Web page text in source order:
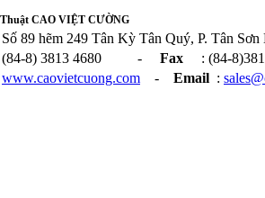
CAO VIỆT CƯỜNG
Số 89 hẽm 249 Tân Kỳ Tân Quý, P. Tân
(84-8) 3813 4680 - Fax
: (84-
www.caovietcuong.com - Email :